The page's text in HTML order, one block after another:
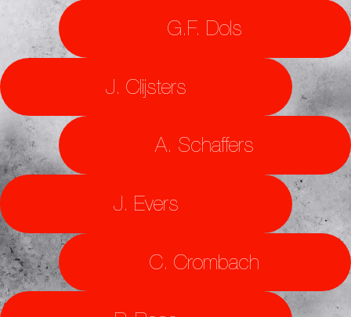
G.F. Dols
J. Clijsters
A. Schaffers
J. Evers
C. Crombach